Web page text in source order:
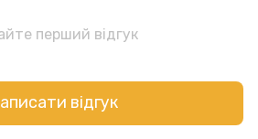
перший відгук
відгук